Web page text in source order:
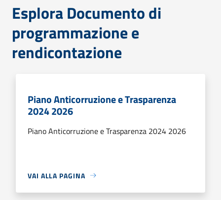
Esplora Documento di
programmazione e
rendicontazione
Piano Anticorruzione e Trasparenza
2024 2026
Piano Anticorruzione e Trasparenza 2024 2026
VAI ALLA PAGINA